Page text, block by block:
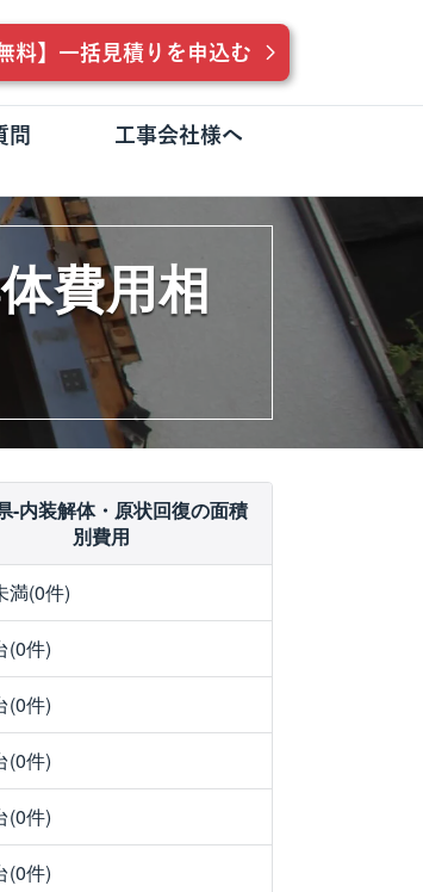
無料】一括見積りを申込む
問 工事会社様へ
費用相
-内装解体・原状回復の面積
別費用
満(0件)
(0件)
(0件)
(0件)
(0件)
(0件)